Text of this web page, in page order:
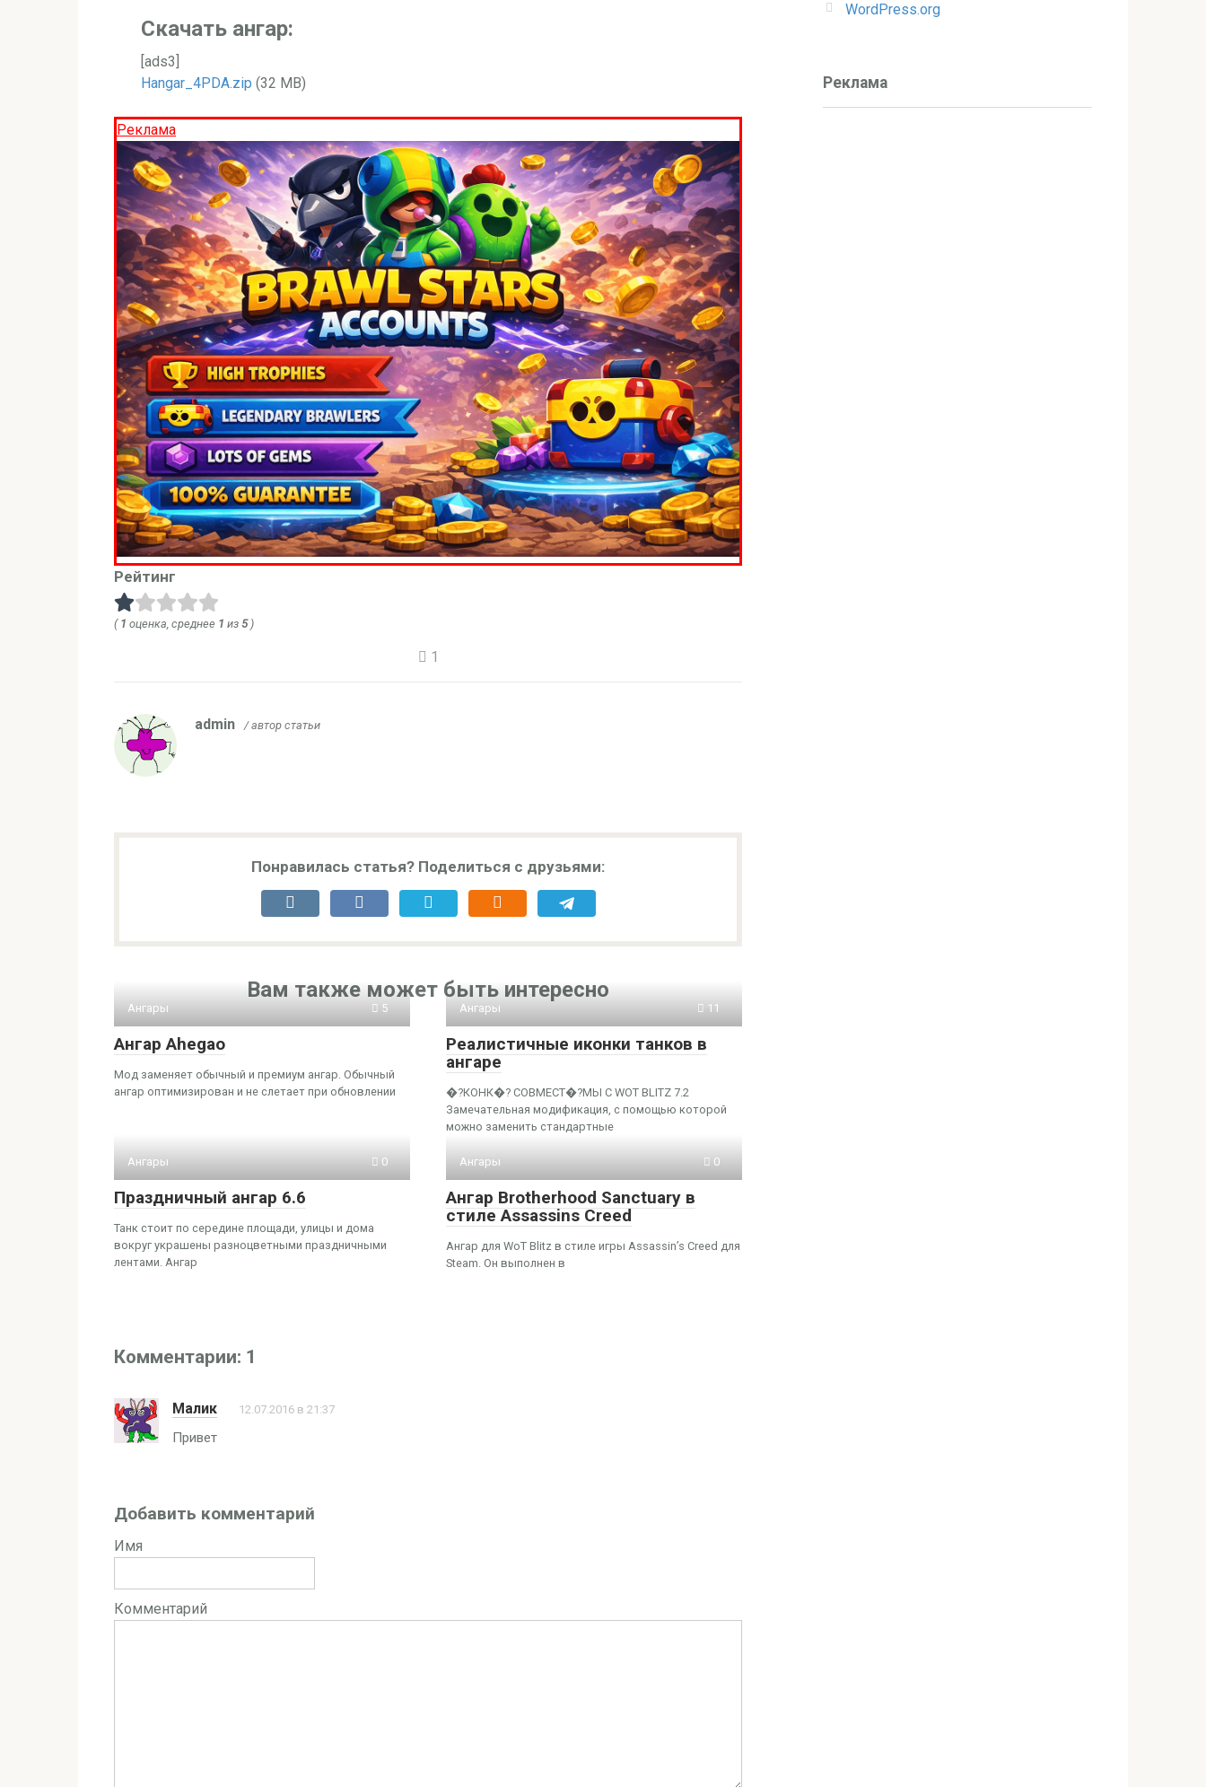
Скачать ангар:
[ads3]
Hangar_4PDA.zip (32 МВ)
Реклама
Рейтинг
( 1 оценка, среднее 1 из 5)
1
admin / автор статьи
Понравилась статья? Поделиться с друзьями:
Вам также может быть интересно
Ангары 5
Ангар Ahegao
Мод заменяет обычный и премиум ангар. Обычный
ангар оптимизирован и не слетает при обновлении
Ангары 11
Реалистичные иконки танков в
ангаре
�?КОНК�? СОВМЕСТ�?МЫ С WOT BLITZ 7.2
Замечательная модификация, с помощью которой
можно заменить стандартные
Ангары 0
Праздничный ангар 6.6
Танк стоит по середине площади, улицы и дома
вокруг украшены разноцветными праздничными
лентами. Ангар
Ангары 0
Ангар Brotherhood Sanctuary в
стиле Assassins Creed
Ангар для WoT Blitz в стиле игры Assassin’s Creed для
Steam. Он выполнен в
Комментарии: 1
Малик 12.07.2016 в 21:37
Привет
Добавить комментарий
Имя
Комментарий
WordPress.org
Реклама